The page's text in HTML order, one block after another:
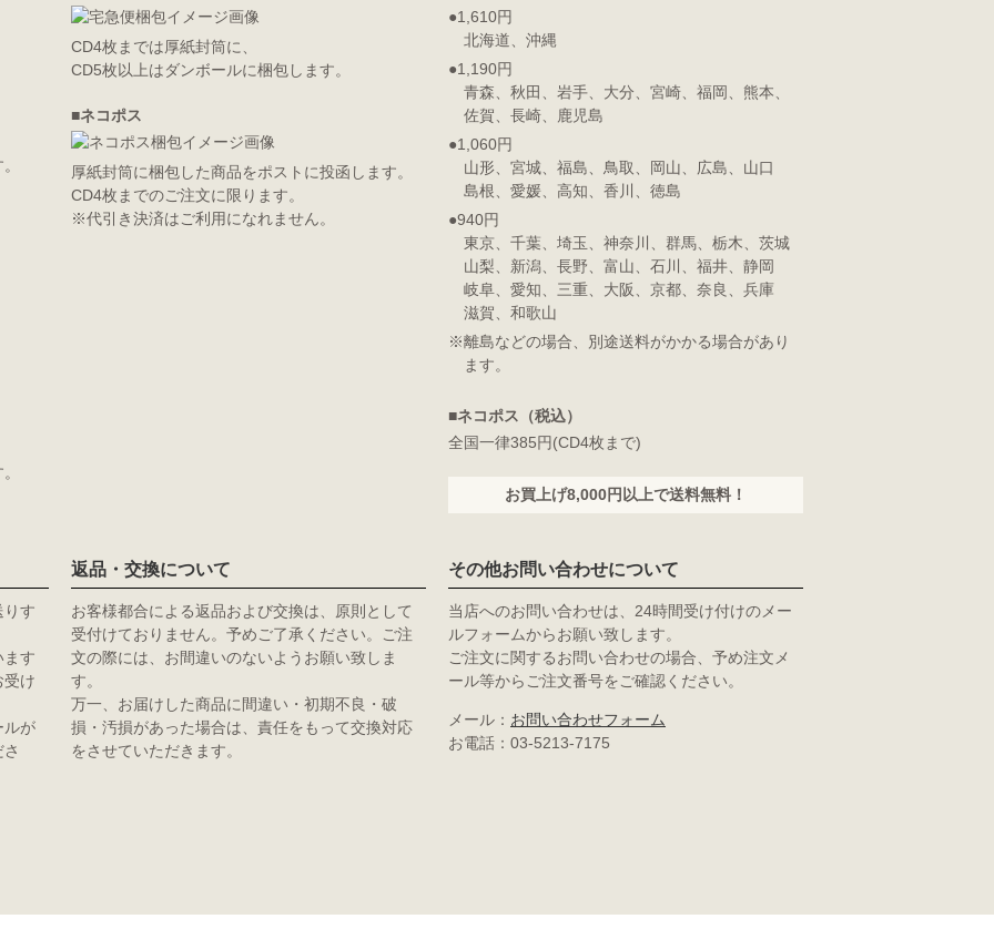
CD4枚までは厚紙封筒に、
CD5枚以上はダンボールに梱包します。
■ネコポス
厚紙封筒に梱包した商品をポストに投函します。
CD4枚までのご注文に限ります。
※代引き決済はご利用になれません。
●1,610円
北海道 、沖縄
●1,190円
青森、秋田、岩手、大分、宮崎、福岡、熊本、
佐賀、長崎、鹿児島
●1,060円
山形、宮城、福島、鳥取、岡山、広島、山口
島根、愛媛、高知、香川、徳島
●940円
東京、千葉、埼玉、神奈川、群馬、栃木、茨城
山梨、新潟、長野、富山、石川、福井、静岡
岐阜、愛知、三重、大阪、京都、奈良、兵庫
滋賀、和歌山
※離島などの場合、別途送料がかかる場合があり
ます。
■ネコポス（税込）
全国一律385円(CD4枚まで)
お買上げ8,000円以上で送料無料！
りす
ます
受け
ルが
返品・交換について
お客様都合による返品および交換は、原則として
受付けておりません。予めご了承ください。ご注
文の際には、お間違いのないようお願い致しま
す。
万一、お届けした商品に間違い・初期不良・破
損・汚損があった場合は、責任をもって交換対応
をさせていただきます。
その他お問い合わせについて
当店へのお問い合わせは、24時間受け付けのメー
ルフォームからお願い致します。
ご注文に関するお問い合わせの場合、予め注文メ
ール等からご注文番号をご確認ください。
メール： お問い合わせフォーム
お電話：03-5213-7175